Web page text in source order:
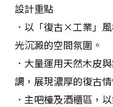
設計重點
．以「復古×工業」
光沉澱的空間氛圍。
．大量運用天然木皮
調，展現濃厚的復古情
．主吧檯及酒櫃區，